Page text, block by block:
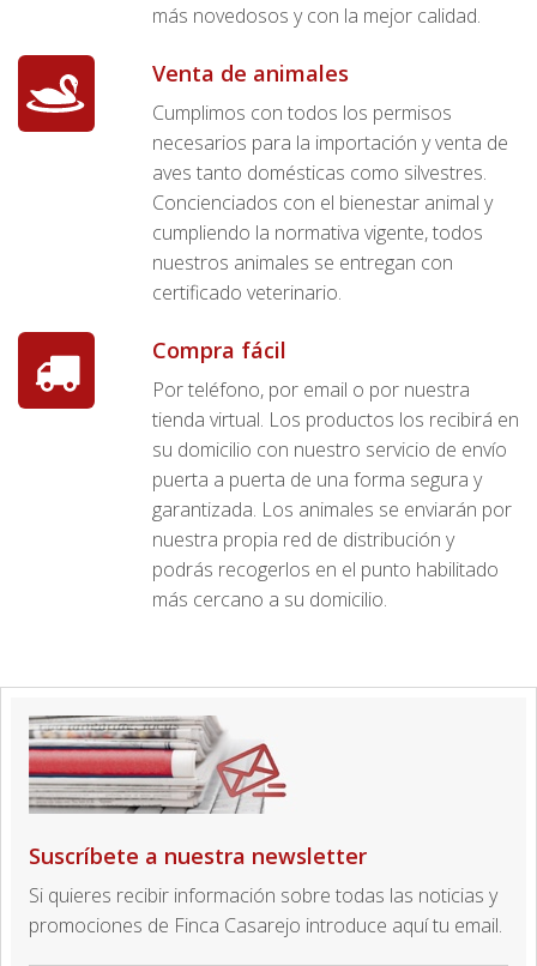
más novedosos y con la mejor calidad.
Venta de animales
Cumplimos con todos los permisos
necesarios para la importación y venta de
aves tanto domésticas como silvestres.
Concienciados con el bienestar animal y
cumpliendo la normativa vigente, todos
nuestros animales se entregan con
certificado veterinario.
Compra fácil
Por teléfono, por email o por nuestra
tienda virtual. Los productos los recibirá en
su domicilio con nuestro servicio de envío
puerta a puerta de una forma segura y
garantizada. Los animales se enviarán por
nuestra propia red de distribución y
podrás recogerlos en el punto habilitado
más cercano a su domicilio.
Suscríbete a nuestra newsletter
Si quieres recibir información sobre todas las noticias y
promociones de Finca Casarejo introduce aquí tu email.